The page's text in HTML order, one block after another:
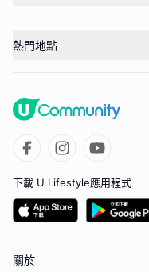
熱門地點
下載 U Lifestyle應用程式
關於